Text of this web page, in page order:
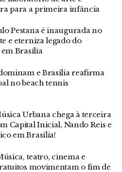
para a primeira infância
Pestana é inaugurada no
e eterniza legado do
Brasília
e Brasília reafirma
no beach tennis
Urbana chega à terceira
Capital Inicial, Nando Reis e
em Brasília!
teatro, cinema e
movimentam o fim de